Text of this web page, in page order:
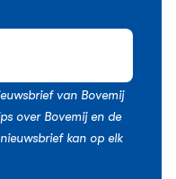
van Bovemij
over Bovemij en de
kan op elk